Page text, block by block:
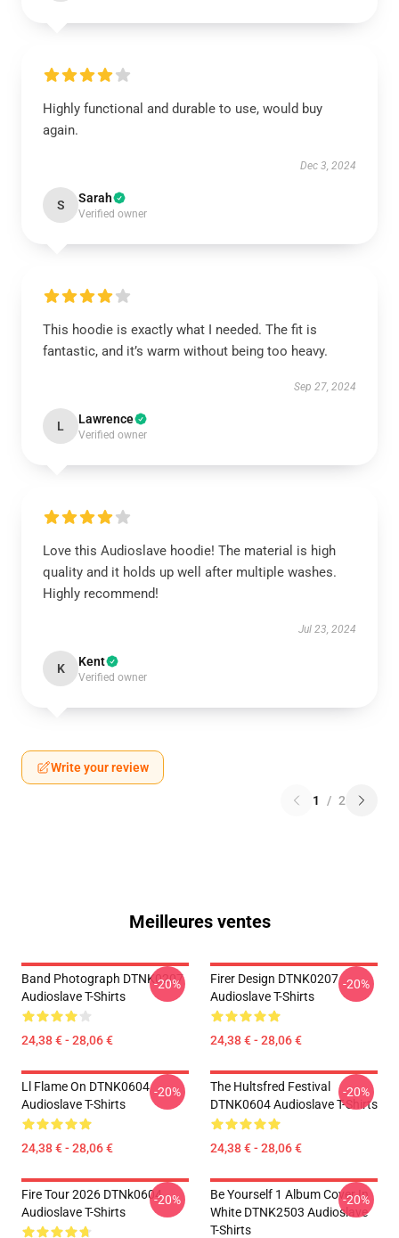
Highly functional and durable to use, would buy
again.
Dec 3, 2024
S Sarah
Verified owner
This hoodie is exactly what I needed. The fit is
fantastic, and it’s warm without being too heavy.
Sep 27, 2024
L Lawrence
Verified owner
Love this Audioslave hoodie! The material is high
quality and it holds up well after multiple washes.
Highly recommend!
Jul 23, 2024
K Kent
Verified owner
Write your review
1 / 2
Meilleures ventes
Band Photograph DTNK0207
Audioslave T-Shirts
24,38 € - 28,06 €
-20%
Firer Design DTNK0207
Audioslave T-Shirts
24,38 € - 28,06 €
-20%
Ll Flame On DTNK0604
Audioslave T-Shirts
24,38 € - 28,06 €
-20%
The Hultsfred Festival
DTNK0604 Audioslave T-Shirts
24,38 € - 28,06 €
-20%
Fire Tour 2026 DTNk0604
Audioslave T-Shirts
-20%
Be Yourself 1 Album Cover In
White DTNK2503 Audioslave
T-Shirts
-20%